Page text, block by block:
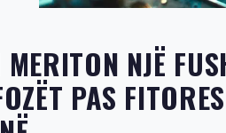
NJË
PAS